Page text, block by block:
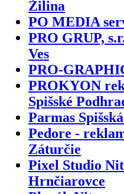
Žilina
PO MEDIA
PRO GRUP,
Ves
PRO-
PROKYON
Spišské
Parmas
Pedore -
Záturčie
Pixel Studio
Hrnčiarovce